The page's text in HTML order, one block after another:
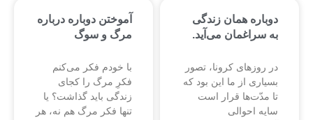
دوباره همان زندگی
به سراغمان می‌آید.
در روزهای کرونا، تصور
بسیاری از ما این بود که
تا مدّت‌ها قرار است
سایه احوالی
آموختن دوباره درباره
مرگ و سوگ
با خودم فکر می‌کنم
فکرِ مرگ را کجای
زندگی باید گذاشت؟ یا
تنها فکر مرگ هم نه، هر